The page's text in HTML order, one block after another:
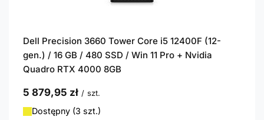
Dell Precision 3660 Tower Core i5 12400F (12-
gen.) / 16 GB / 480 SSD / Win 11 Pro + Nvidia
Quadro RTX 4000 8GB
5 879,95 zł / szt.
Dostępny (3 szt.)